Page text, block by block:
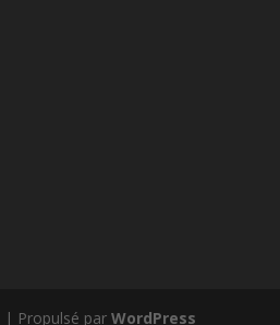
| Propulsé parWordPress